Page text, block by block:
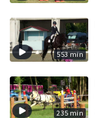
553 min
235 min